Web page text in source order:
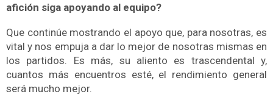
afición siga apoyando al equipo?
Que continúe mostrando el apoyo que, para nosotras, es
vital y nos empuja a dar lo mejor de nosotras mismas en
los partidos. Es más, su aliento es trascendental y,
cuantos más encuentros esté, el rendimiento general
será mucho mejor.